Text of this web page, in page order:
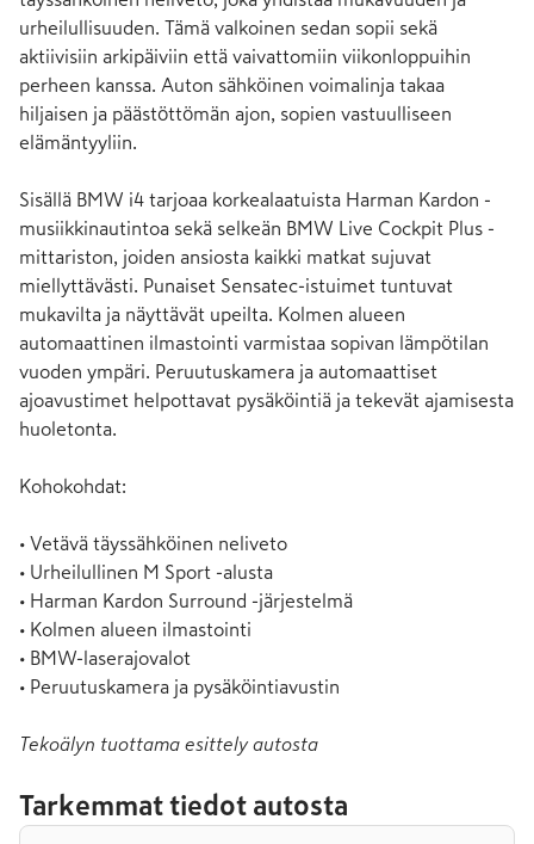
urheilullisuuden. Tämä valkoinen sedan sopii sekä
aktiivisiin arkipäiviin että vaivattomiin viikonloppuihin
perheen kanssa. Auton sähköinen voimalinja takaa
hiljaisen ja päästöttömän ajon, sopien vastuulliseen
elämäntyyliin.
Sisällä BMW i4 tarjoaa korkealaatuista Harman Kardon -
musiikkinautintoa sekä selkeän BMW Live Cockpit Plus -
mittariston, joiden ansiosta kaikki matkat sujuvat
miellyttävästi. Punaiset Sensatec-istuimet tuntuvat
mukavilta ja näyttävät upeilta. Kolmen alueen
automaattinen ilmastointi varmistaa sopivan lämpötilan
vuoden ympäri. Peruutuskamera ja automaattiset
ajoavustimet helpottavat pysäköintiä ja tekevät ajamisesta
huoletonta.
Kohokohdat:
• Vetävä täyssähköinen neliveto
• Urheilullinen M Sport -alusta
• Harman Kardon Surround -järjestelmä
• Kolmen alueen ilmastointi
• BMW-laserajovalot
• Peruutuskamera ja pysäköintiavustin
Tekoälyn tuottama esittely autosta
Tarkemmat tiedot autosta